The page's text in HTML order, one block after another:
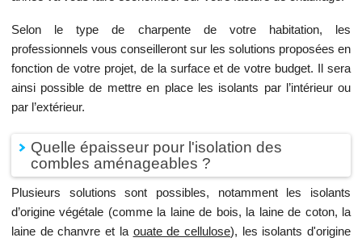
Selon le type de charpente de votre habitation, les
professionnels vous conseilleront sur les solutions proposées en
fonction de votre projet, de la surface et de votre budget. Il sera
ainsi possible de mettre en place les isolants par l’intérieur ou
par l’extérieur.
Quelle épaisseur pour l'isolation des
combles aménageables ?
Plusieurs solutions sont possibles, notamment les isolants
d’origine végétale (comme la laine de bois, la laine de coton, la
laine de chanvre et la ouate de cellulose), les isolants d'origine